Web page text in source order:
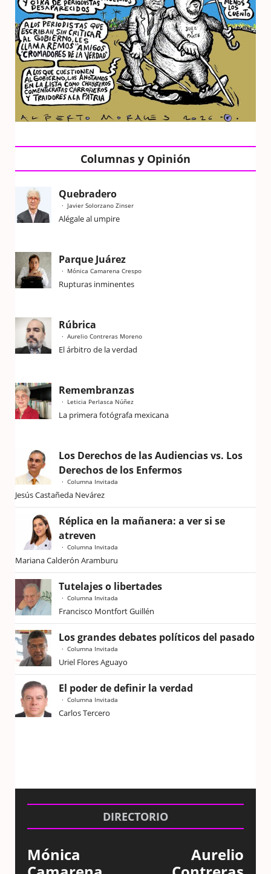
Columnas y Opinión
Quebradero
Javier Solorzano Zinser
Alégale al umpire
Parque Juárez
Mónica Camarena Crespo
Rupturas inminentes
Rúbrica
Aurelio Contreras Moreno
El árbitro de la verdad
Remembranzas
Leticia Perlasca Núñez
La primera fotógrafa mexicana
Los Derechos de las Audiencias vs. Los
Derechos de los Enfermos
Columna Invitada
Jesús Castañeda Nevárez
Réplica en la mañanera: a ver si se
atreven
Columna Invitada
Mariana Calderón Aramburu
Tutelajes o libertades
Columna Invitada
Francisco Montfort Guillén
Los grandes debates políticos del pasado
Columna Invitada
Uriel Flores Aguayo
El poder de definir la verdad
Columna Invitada
Carlos Tercero
DIRECTORIO
Mónica
Aurelio